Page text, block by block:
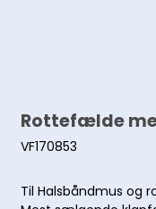
Rottefælde
VF170853
Til Halsbåndmus og